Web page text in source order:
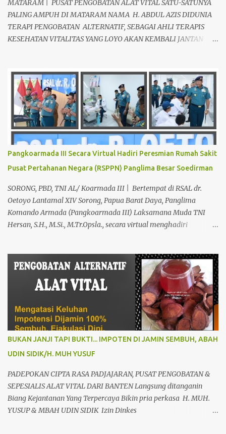
MATARAM | PUSAT PENGOBATAN ALAT VITAL SATU-SATUNYA
PALING AMPUH DI MATARAM NAMA H. ABDUL AZIS DIDUNIA
TERAPI PENGOBATAN ALTERNATIF, SEBAGAI AHLI TERAPIS
KESEHATAN VITALITAS YANG LOYO AKAN KEMBALI JANTAN
Prakteknya Yang sudah menyebar diseluruh daerah di Indonesia
Sangat Dibutuhkan di Mata Warga Membuat Pengobatan
Keperkasaan Pria, H. Abdul Azis sangat direkomendasikan. ANDA
INGIN MENCARI PENGOBATAN KEPERKASAAN Paling Ampuh Di
Kota Terdekat Di Mataram,? Kami Solusinya Jituh Ampuh , Tepat
Serta Dengan Waktu Yang Cepat Untuk Menyembuhkan Berbagai
keluhan Alat Vital Yang Anda Derita Atau Kurang Percaya Diri.
Pilih Salah Satu Keahlian Nya Sebab Pengobatan TRADISIONAL
Kami Memberikan Solusi Untuk Keharmonisan Rumah Tangga
Yang Benar-benar Manjur Khasiatnya, Dan Bertanggung Jawab
Serta Bergaransi.? Kali ini, H. Abdul Azis Hadir Di Pro...
Pangkoarmada III Secara Virtual Hadiri Peresmian Rumah Sakit
Pusat Pertahanan Negara (RSPPN) Panglima Besar Soedirman
SORONG, PBD, TNI AL/ Koarmada III | Bertempat di RSAL dr.
Oetoyo Lantamal XIV Sorong, Papua Barat Daya, Panglima
Komando Armada (Pangkoarmada III) Laksamana Muda TNI
Hersan, S.H., M.Si., M.Tr.Opsla., secara virtual menghadiri
tersebar di seluruh Indonesia, oleh Presiden Republik Indonesia Ir.
H. Jokowi Widodo yang didampingi Menteri Pertahanan RI
Prabowo Subianto, adapun peresmian tersebut diselenggarakan di
RSPPN, Jl. RC. Veteran Raya No.178, Bintaro, Kec. Pesanggrahan,
Kota Jakarta Selatan. Senin (19/02/24). Presiden Republik
Indonesia sangat menghargai dan mengapresiasi pembangunan
Rumah Sakit Pusat Pertahanan Negara Panglima Besar Sudirman
dan 25 Rumah Sakit TNI termasuk RSAL dr. Oetoyo Lantamal XIV
Sorong, yang diinisiasi oleh Kementerian Pertahanan, dan
mengharapkan dengan fasilitas dan peralatan yang sangat
modern, RSPPN Panglima Sudirman dapat menjadi rujukan bagi
Kem...
BUKAN JANJI TAPI BUKTI... IMPOTEN DI JAMIN SEMBUH, ABAH
UDIN SIDIK/H. MUH YUSUF
PADEPOKAN CIPTA RASA PADJAJARAN, PUSAT PENGOBATAN &
SEPESIALIS ALAT VITAL DARI BANTEN Langsung ditanganin
Biang Kejantanan Yang Terpercaya Bikin pria perkasa H. MUH.
YUSUP & MBAH UDIN SIDIK Izin Dinkes